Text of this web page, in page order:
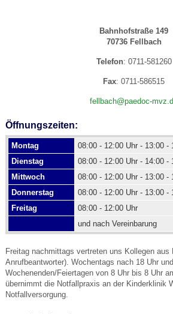
Bahnhofstraße 149
70736 Fellbach
Telefon: 0711-581260
Fax: 0711-586515
fellbach@paedoc-
Öffnungszeiten:
Montag
08:00 - 12:00 Uhr - 13:00 -
Dienstag
08:00 - 12:00 Uhr - 14:00 -
Mittwoch
08:00 - 12:00 Uhr - 13:00 -
Donnerstag
08:00 - 12:00 Uhr - 13:00 -
Freitag
08:00 - 12:00 Uhr
und nach Vereinbarung
Freitag nachmittags vertreten uns Kollegen aus
Anrufbeantworter). Wochentags nach 18 Uhr
Wochenenden/Feiertagen von 8 Uhr bis 8 Uhr
übernimmt die Notfallpraxis an der Kinderklinik
Notfallversorgung.